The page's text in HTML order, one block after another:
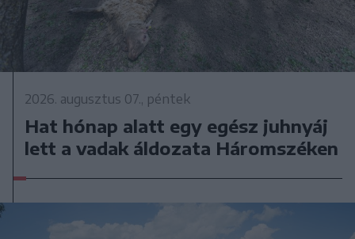
2026. augusztus 07., péntek
Hat hónap alatt egy egész juhnyáj
lett a vadak áldozata Háromszéken